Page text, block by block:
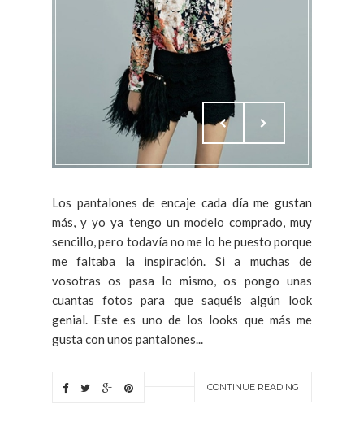
Los pantalones de encaje cada día me gustan
más, y yo ya tengo un modelo comprado, muy
sencillo, pero todavía no me lo he puesto porque
me faltaba la inspiración. Si a muchas de
vosotras os pasa lo mismo, os pongo unas
cuantas fotos para que saquéis algún look
genial. Este es uno de los looks que más me
gusta con unos pantalones...
CONTINUE READING